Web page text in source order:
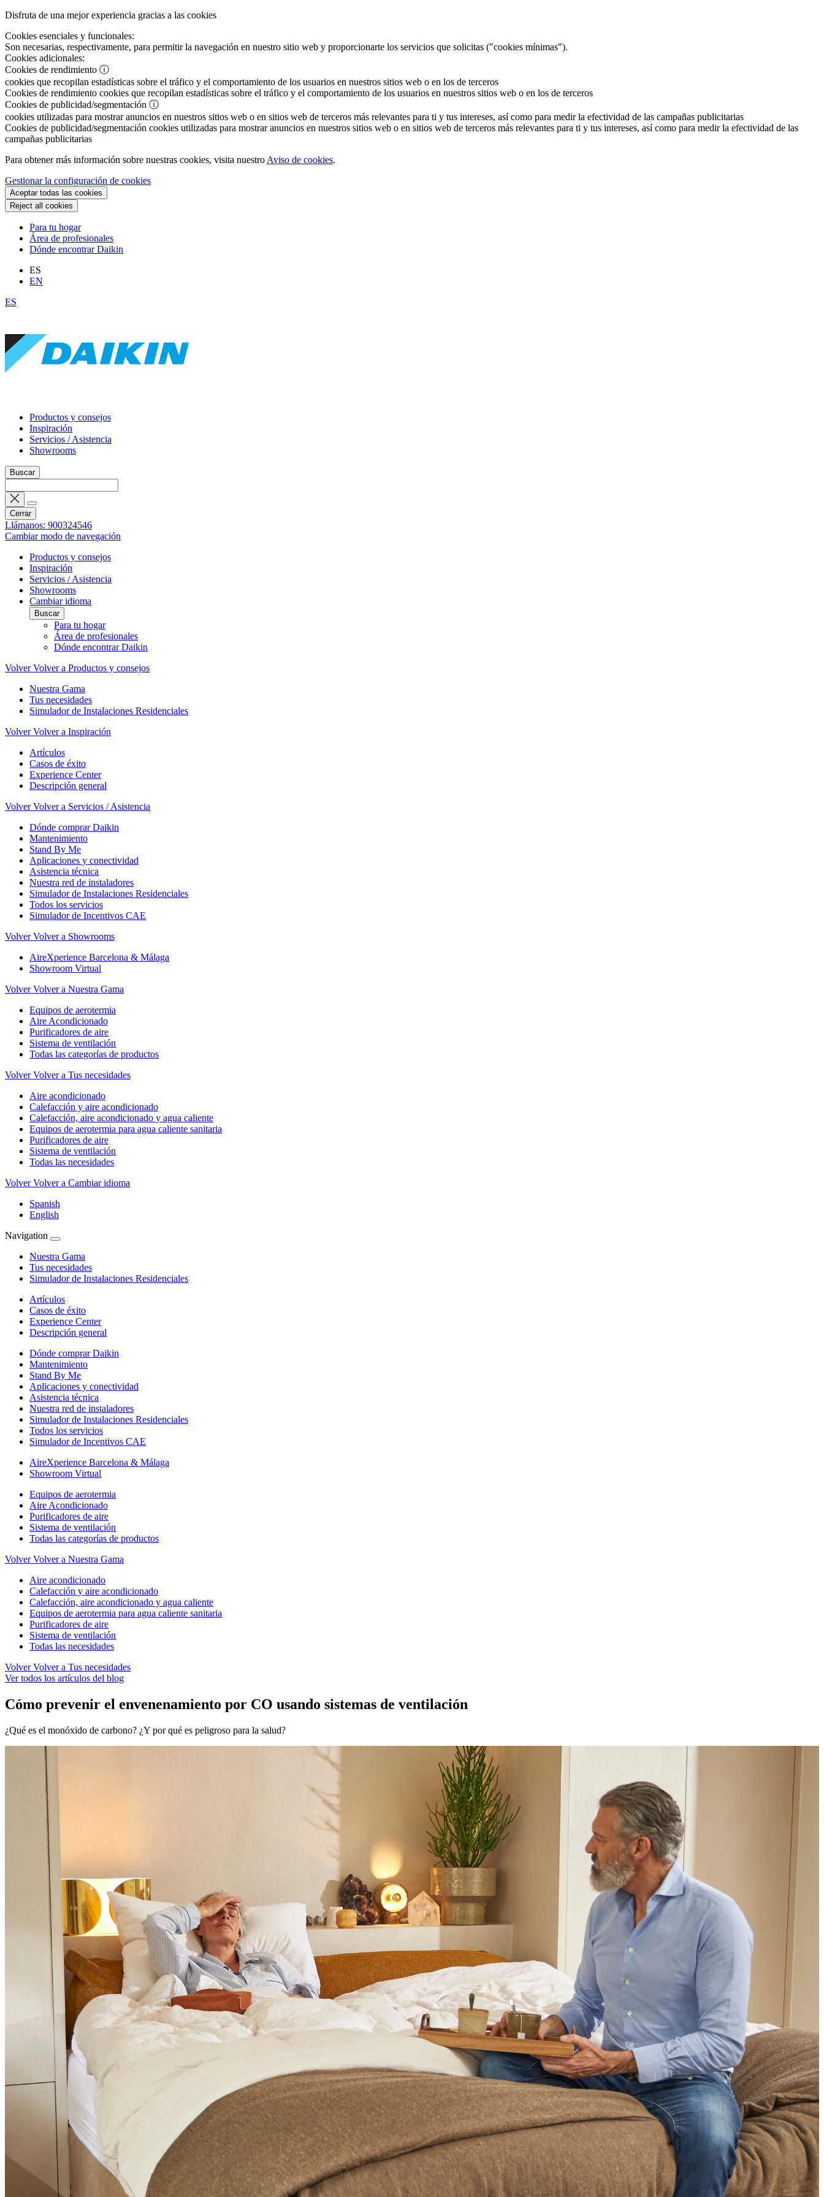
Disfruta de una mejor experiencia gracias a las cookies
Cookies esenciales y funcionales:
Son necesarias, respectivamente, para permitir la navegación en nuestro sitio web y proporcionarte los servicios que solicitas ("cookies mínimas").
Cookies adicionales:
Cookies de rendimiento ⓘ
cookies que recopilan estadísticas sobre el tráfico y el comportamiento de los usuarios en nuestros sitios web o en los de terceros
Cookies de rendimiento cookies que recopilan estadísticas sobre el tráfico y el comportamiento de los usuarios en nuestros sitios web o en los de terceros
Cookies de publicidad/segmentación ⓘ
cookies utilizadas para mostrar anuncios en nuestros sitios web o en sitios web de terceros más relevantes para ti y tus intereses, así como para medir la efectividad de las campañas publicitarias
Cookies de publicidad/segmentación cookies utilizadas para mostrar anuncios en nuestros sitios web o en sitios web de terceros más relevantes para ti y tus intereses, así como para medir la efectividad de las
campañas publicitarias
Para obtener más información sobre nuestras cookies, visita nuestro Aviso de cookies.
Gestionar la configuración de cookies
Aceptar todas las cookies
Reject all cookies
Para tu hogar
Área de profesionales
Dónde encontrar Daikin
ES
EN
ES
Productos y consejos
Inspiración
Servicios / Asistencia
Showrooms
Buscar
Cerrar
Llámanos: 900324546
Cambiar modo de navegación
Productos y consejos
Inspiración
Servicios / Asistencia
Showrooms
Cambiar idioma
Buscar
Para tu hogar
Área de profesionales
Dónde encontrar Daikin
Volver Volver a Productos y consejos
Nuestra Gama
Tus necesidades
Simulador de Instalaciones Residenciales
Volver Volver a Inspiración
Artículos
Casos de éxito
Experience Center
Descripción general
Volver Volver a Servicios / Asistencia
Dónde comprar Daikin
Mantenimiento
Stand By Me
Aplicaciones y conectividad
Asistencia técnica
Nuestra red de instaladores
Simulador de Instalaciones Residenciales
Todos los servicios
Simulador de Incentivos CAE
Volver Volver a Showrooms
AireXperience Barcelona & Málaga
Showroom Virtual
Volver Volver a Nuestra Gama
Equipos de aerotermia
Aire Acondicionado
Purificadores de aire
Sistema de ventilación
Todas las categorías de productos
Volver Volver a Tus necesidades
Aire acondicionado
Calefacción y aire acondicionado
Calefacción, aire acondicionado y agua caliente
Equipos de aerotermia para agua caliente sanitaria
Purificadores de aire
Sistema de ventilación
Todas las necesidades
Volver Volver a Cambiar idioma
Spanish
English
Navigation
Nuestra Gama
Tus necesidades
Simulador de Instalaciones Residenciales
Artículos
Casos de éxito
Experience Center
Descripción general
Dónde comprar Daikin
Mantenimiento
Stand By Me
Aplicaciones y conectividad
Asistencia técnica
Nuestra red de instaladores
Simulador de Instalaciones Residenciales
Todos los servicios
Simulador de Incentivos CAE
AireXperience Barcelona & Málaga
Showroom Virtual
Equipos de aerotermia
Aire Acondicionado
Purificadores de aire
Sistema de ventilación
Todas las categorías de productos
Volver Volver a Nuestra Gama
Aire acondicionado
Calefacción y aire acondicionado
Calefacción, aire acondicionado y agua caliente
Equipos de aerotermia para agua caliente sanitaria
Purificadores de aire
Sistema de ventilación
Todas las necesidades
Volver Volver a Tus necesidades
Ver todos los artículos del blog
Cómo prevenir el envenenamiento por CO usando sistemas de ventilación
¿Qué es el monóxido de carbono? ¿Y por qué es peligroso para la salud?